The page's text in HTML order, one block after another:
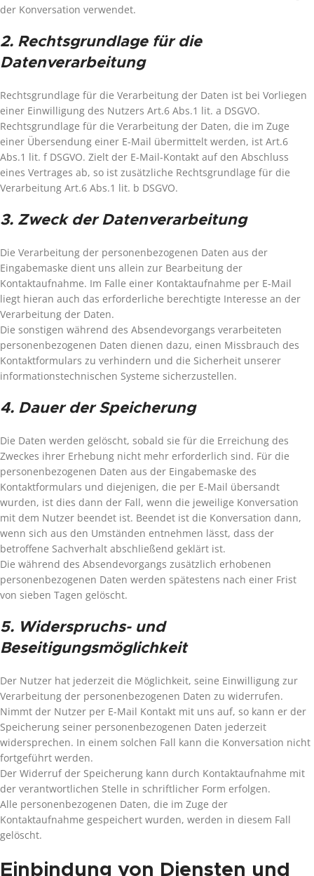
der Konversation verwendet.
2. Rechtsgrundlage für die
Datenverarbeitung
Rechtsgrundlage für die Verarbeitung der Daten ist bei Vorliegen
einer Einwilligung des Nutzers Art.6 Abs.1 lit. a DSGVO.
Rechtsgrundlage für die Verarbeitung der Daten, die im Zuge
einer Übersendung einer E-Mail übermittelt werden, ist Art.6
Abs.1 lit. f DSGVO. Zielt der E-Mail-Kontakt auf den Abschluss
eines Vertrages ab, so ist zusätzliche Rechtsgrundlage für die
Verarbeitung Art.6 Abs.1 lit. b DSGVO.
3. Zweck der Datenverarbeitung
Die Verarbeitung der personenbezogenen Daten aus der
Eingabemaske dient uns allein zur Bearbeitung der
Kontaktaufnahme. Im Falle einer Kontaktaufnahme per E-Mail
liegt hieran auch das erforderliche berechtigte Interesse an der
Verarbeitung der Daten.
Die sonstigen während des Absendevorgangs verarbeiteten
personenbezogenen Daten dienen dazu, einen Missbrauch des
Kontaktformulars zu verhindern und die Sicherheit unserer
informationstechnischen Systeme sicherzustellen.
4. Dauer der Speicherung
Die Daten werden gelöscht, sobald sie für die Erreichung des
Zweckes ihrer Erhebung nicht mehr erforderlich sind. Für die
personenbezogenen Daten aus der Eingabemaske des
Kontaktformulars und diejenigen, die per E-Mail übersandt
wurden, ist dies dann der Fall, wenn die jeweilige Konversation
mit dem Nutzer beendet ist. Beendet ist die Konversation dann,
wenn sich aus den Umständen entnehmen lässt, dass der
betroffene Sachverhalt abschließend geklärt ist.
Die während des Absendevorgangs zusätzlich erhobenen
personenbezogenen Daten werden spätestens nach einer Frist
von sieben Tagen gelöscht.
5. Widerspruchs- und
Beseitigungsmöglichkeit
Der Nutzer hat jederzeit die Möglichkeit, seine Einwilligung zur
Verarbeitung der personenbezogenen Daten zu widerrufen.
Nimmt der Nutzer per E-Mail Kontakt mit uns auf, so kann er der
Speicherung seiner personenbezogenen Daten jederzeit
widersprechen. In einem solchen Fall kann die Konversation nicht
fortgeführt werden.
Der Widerruf der Speicherung kann durch Kontaktaufnahme mit
der verantwortlichen Stelle in schriftlicher Form erfolgen.
Alle personenbezogenen Daten, die im Zuge der
Kontaktaufnahme gespeichert wurden, werden in diesem Fall
gelöscht.
Einbindung von Diensten und